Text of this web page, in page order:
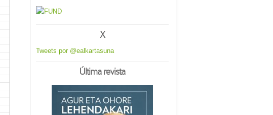
X
Tweets por @ealkartasuna
Última revista